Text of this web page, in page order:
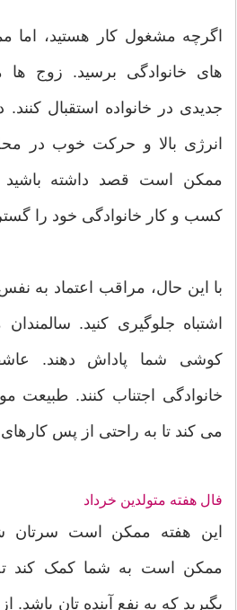
اگرچه مشغول کار هستید،
های خانوادگی برسید. زوج
جدیدی در خانواده استقبال کنند.
انرژی بالا و حرکت خوب در
ممکن است قصد داشته باشید
کسب و کار خانوادگی خود را
با این حال، مراقب اعتماد به
اشتباه جلوگیری کنید.
کوشی شما پاداش دهند.
خانوادگی اجتناب کنند.
می کند تا به راحتی از پس
فال هفته متولدین خرداد
این هفته ممکن است سرتان
ممکن است به شما کمک کند
بگیرید که به نفع آینده تان باشد.